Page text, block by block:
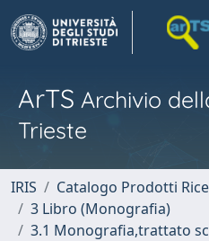
ArTS Archivio
Trieste
IRIS
Catalogo Prodotti
3 Libro (Monografia)
3.1 Monografia,trattato